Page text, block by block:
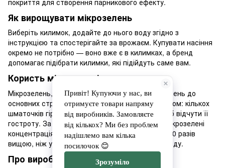
Як вирощувати мікрозелень
Виберіть килимок, додайте до нього воду згідно з
інструкцією та спостерігайте за врожаєм. Купувати насіння
окремо не потрібно — воно вже є в килимках, а бренд
допомагає підібрати килимки, які підійдуть саме вам.
Користь мікрозелені
Мікрозелень, або мікрогрін, — це додаткова зелень до
основних страв із високо концентрованим смаком: кількох
шматочків гірчичної мікрозелені достатньо, щоб відчути її
гостроту. За наявними даними, у стебельцях мікрозелені
концентрація корисних речовин може бути до 40 разів
вищою, ніж у дорослих рослинах того самого виду.
Про виробника grow—some